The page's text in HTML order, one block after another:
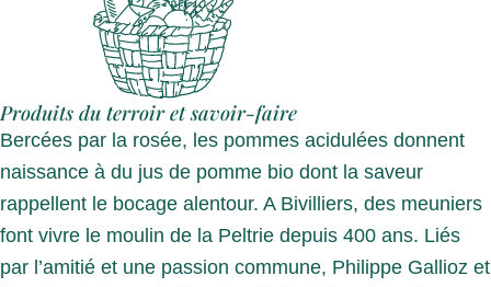
Produits du terroir et savoir-faire
Bercées par la rosée, les pommes acidulées donnent
naissance à du jus de pomme bio dont la saveur
rappellent le bocage alentour. A Bivilliers, des meuniers
font vivre le moulin de la Peltrie depuis 400 ans. Liés
par l’amitié et une passion commune, Philippe Gallioz et